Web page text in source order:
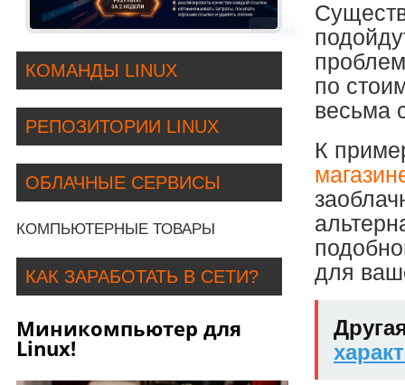
по
весьма
К
для
Реклама
КОМАНДЫ LINUX
РЕПОЗИТОРИИ LINUX
ОБЛАЧНЫЕ СЕРВИСЫ
КОМПЬЮТЕРНЫЕ ТОВАРЫ
КАК ЗАРАБОТАТЬ В СЕТИ?
Миникомпьютер для
Linux!